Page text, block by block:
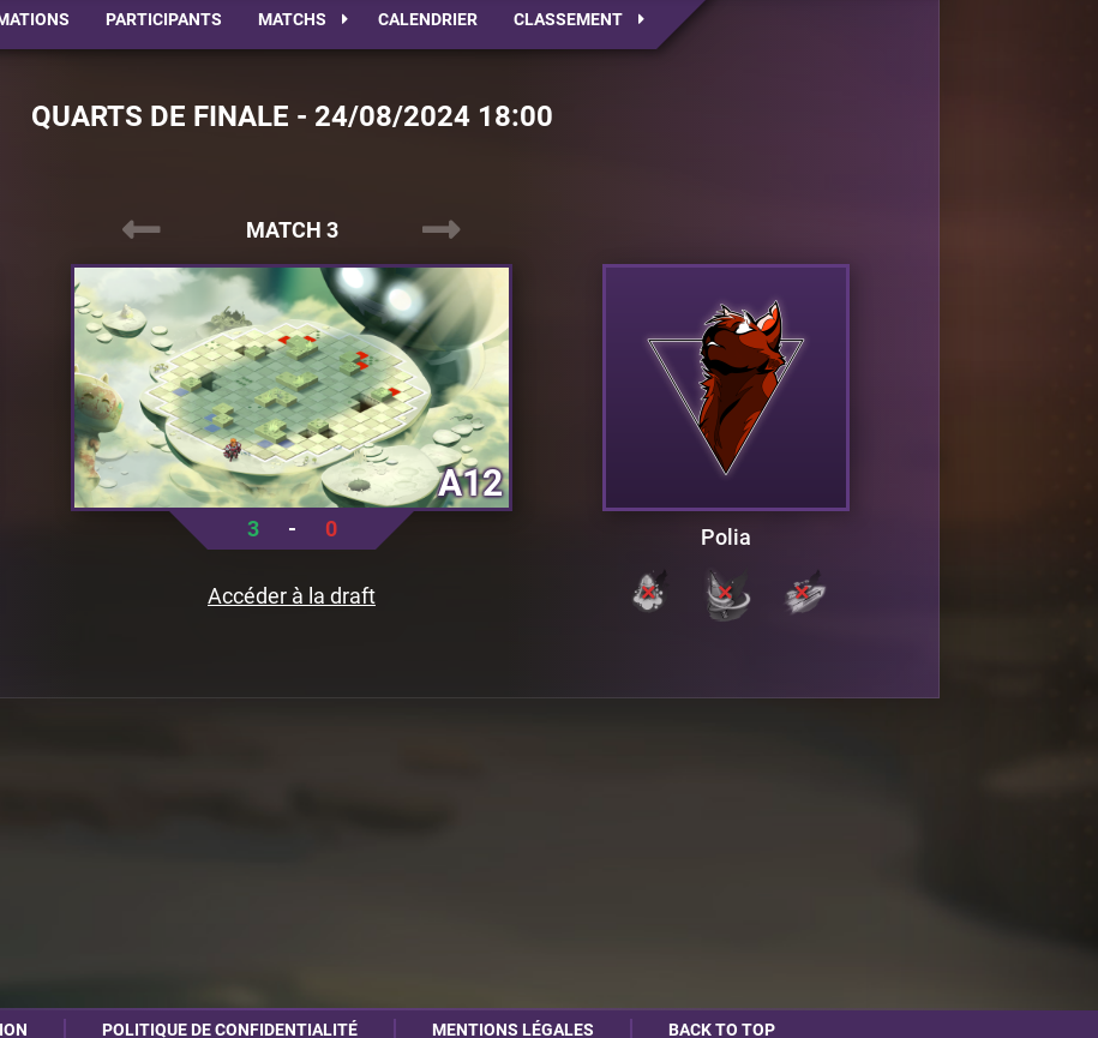
PARTICIPANTS MATCHS CALENDRIER CLASSEMENT
QUARTS DE FINALE - 24/08/2024 18:00
MATCH 3
Polia
A12
3 - 0
Accéder à la draft
POLITIQUE DE CONFIDENTIALITÉ MENTIONS LÉGALES BACK TO TOP